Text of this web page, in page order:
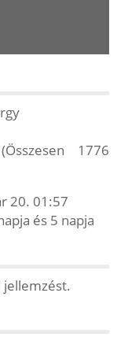
1776
20. 01:57
és 5 napja
jellemzést.